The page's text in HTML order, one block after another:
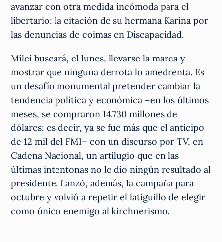
avanzar con otra medida incómoda para el
libertario: la citación de su hermana Karina por
las denuncias de coimas en Discapacidad.
Milei buscará, el lunes, llevarse la marca y
mostrar que ninguna derrota lo amedrenta. Es
un desafío monumental pretender cambiar la
tendencia política y económica –en los últimos
meses, se compraron 14.730 millones de
dólares: es decir, ya se fue más que el anticipo
de 12 mil del FMI– con un discurso por TV, en
Cadena Nacional, un artilugio que en las
últimas intentonas no le dio ningún resultado al
presidente. Lanzó, además, la campaña para
octubre y volvió a repetir el latiguillo de elegir
como único enemigo al kirchnerismo.